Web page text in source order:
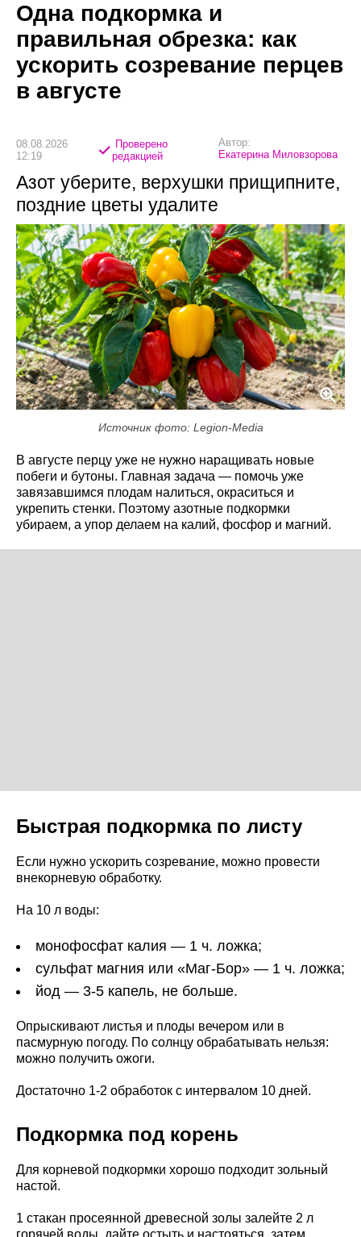
Одна подкормка и
правильная обрезка: как
ускорить созревание перцев
в августе
08.08.2026
12:19
Проверено
редакцией
Автор:
Екатерина Миловзорова
Азот уберите, верхушки прищипните,
поздние цветы удалите
Источник фото: Legion-Media
В августе перцу уже не нужно наращивать новые
побеги и бутоны. Главная задача — помочь уже
завязавшимся плодам налиться, окраситься и
укрепить стенки. Поэтому азотные подкормки
убираем, а упор делаем на калий, фосфор и магний.
Быстрая подкормка по листу
Если нужно ускорить созревание, можно провести
внекорневую обработку.
На 10 л воды:
монофосфат калия — 1 ч. ложка;
сульфат магния или «Маг-Бор» — 1 ч. ложка;
йод — 3-5 капель, не больше.
Опрыскивают листья и плоды вечером или в
пасмурную погоду. По солнцу обрабатывать нельзя:
можно получить ожоги.
Достаточно 1-2 обработок с интервалом 10 дней.
Подкормка под корень
Для корневой подкормки хорошо подходит зольный
настой.
1 стакан просеянной древесной золы залейте 2 л
горячей воды, дайте остыть и настояться, затем